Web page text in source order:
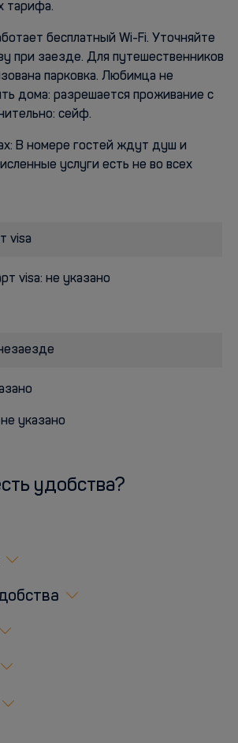
тарифа.
бесплатный Wi-Fi. Уточняйте
при заезде. Для путешественников
парковка. Любимца не
дома: разрешается проживание с
сейф.
В номере гостей ждут душ и
услуги есть не во всех
visa
visa: не указано
указано
удобства?